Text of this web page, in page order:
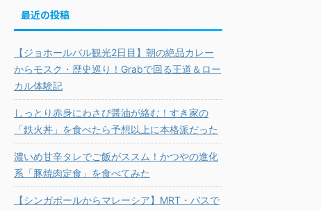
最近の投稿
【ジョホールバル観光2日目】朝の絶品カレー
からモスク・歴史巡り！Grabで回る王道＆ロー
カル体験記
しっとり赤身にわさび醤油が絡む！すき家の
「鉄火丼」を食べたら予想以上に本格派だった
濃いめ甘辛タレでご飯がススム！かつやの進化
系「豚焼肉定食」を食べてみた
【シンガポールからマレーシア】MRT・バスで